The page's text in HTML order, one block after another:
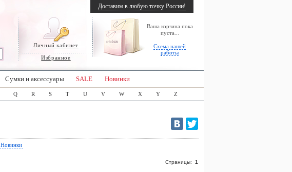
Личный кабинет
Избранное
Ваша корзина пока
пуста...
Схема нашей
работы
Доставим в любую точку России!
Сумки и аксессуары SALE Новинки
Q R S T U V W X Y Z
Новинки
Страницы: 1